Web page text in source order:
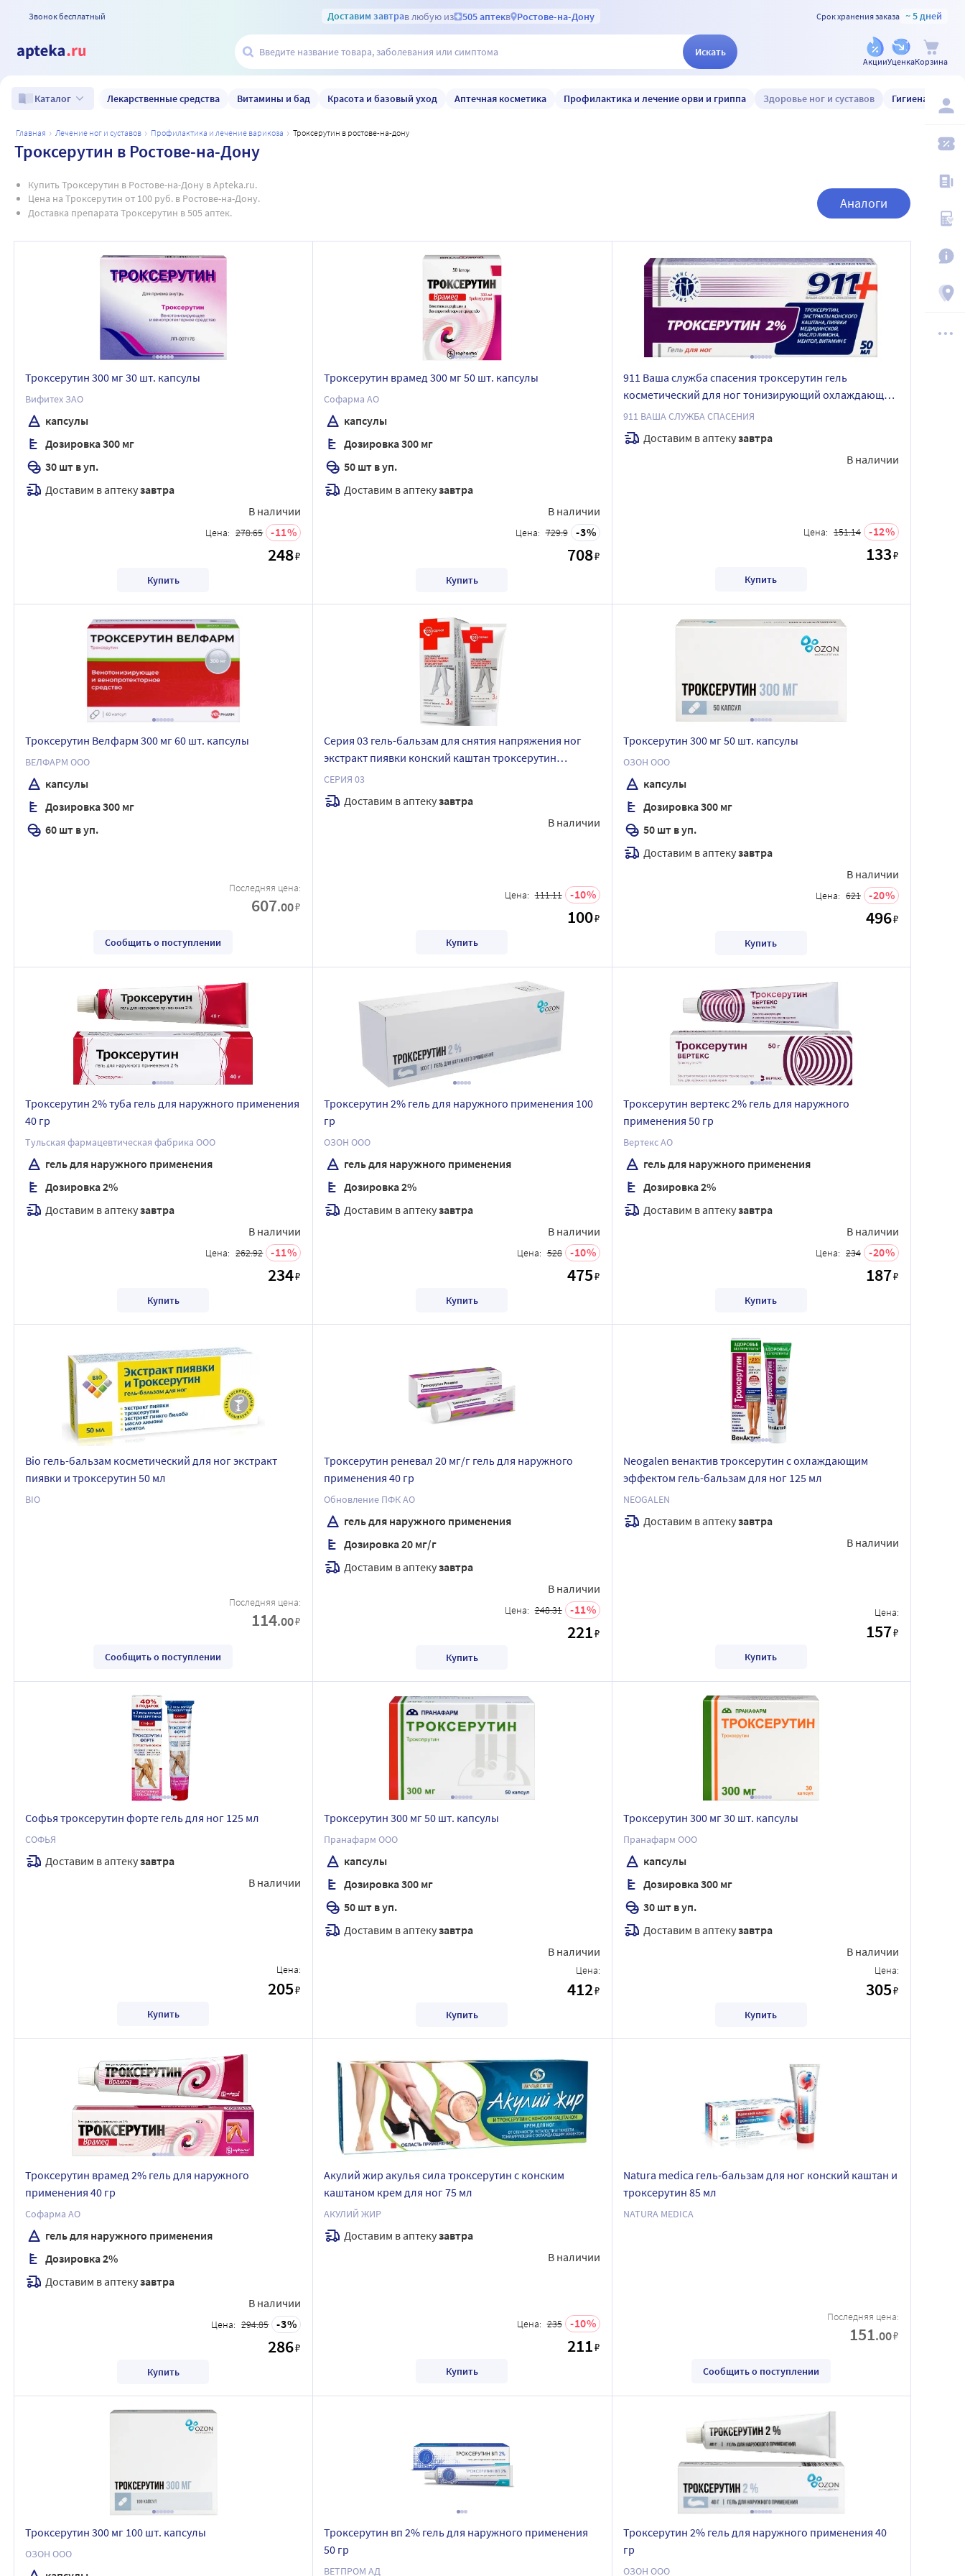
Звонок бесплатный Доставим завтрав любую из 505 аптекв Ростове-на-Дону Срок хранения заказа ~ 5 дней
Искать
АкцииУценкаКорзина
Каталог Лекарственные средства Витамины и бад Красота и базовый уход Аптечная косметика Профилактика и лечение орви и гриппа Здоровье ног и суставов Гигиена и уход
главная лечение ног и суставов профилактика и лечение варикоза троксерутин в ростове-на-дону
Троксерутин в Ростове-на-Дону
Купить Троксерутин в Ростове-на-Дону в Apteka.ru.
Цена на Троксерутин от 100 руб. в Ростове-на-Дону.
Доставка препарата Троксерутин в 505 аптек.
Аналоги
Троксерутин 300 мг 30 шт. капсулы
Вифитех ЗАО
капсулы
Дозировка 300 мг
30 шт в уп.
Доставим в аптекузавтра
В наличии
Цена: 278.65 11
248₽
Купить
Троксерутин врамед 300 мг 50 шт. капсулы
Софарма АО
капсулы
Дозировка 300 мг
50 шт в уп.
Доставим в аптекузавтра
В наличии
Цена: 729.9 3
708₽
Купить
911 Ваша служба спасения троксерутин гель
косметический для ног тонизирующий охлаждающий
50 мл
911 ВАША СЛУЖБА СПАСЕНИЯ
Доставим в аптекузавтра
В наличии
Цена: 151.14 12
133₽
Купить
Троксерутин Велфарм 300 мг 60 шт. капсулы
ВЕЛФАРМ ООО
капсулы
Дозировка 300 мг
60 шт в уп.
Последняя цена:
607.00₽
Сообщить о поступлении
Серия 03 гель-бальзам для снятия напряжения ног
экстракт пиявки конский каштан троксерутин
охлаждающий 75 мл
СЕРИЯ 03
Доставим в аптекузавтра
В наличии
Цена: 111.11 10
100₽
Купить
Троксерутин 300 мг 50 шт. капсулы
ОЗОН ООО
капсулы
Дозировка 300 мг
50 шт в уп.
Доставим в аптекузавтра
В наличии
Цена: 621 20
496₽
Купить
Троксерутин 2% туба гель для наружного применения
40 гр
Тульская фармацевтическая фабрика ООО
гель для наружного применения
Дозировка 2%
Доставим в аптекузавтра
В наличии
Цена: 262.92 11
234₽
Купить
Троксерутин 2% гель для наружного применения 100
гр
ОЗОН ООО
гель для наружного применения
Дозировка 2%
Доставим в аптекузавтра
В наличии
Цена: 528 10
475₽
Купить
Троксерутин вертекс 2% гель для наружного
применения 50 гр
Вертекс АО
гель для наружного применения
Дозировка 2%
Доставим в аптекузавтра
В наличии
Цена: 234 20
187₽
Купить
Bio гель-бальзам косметический для ног экстракт
пиявки и троксерутин 50 мл
BIO
Последняя цена:
114.00₽
Сообщить о поступлении
Троксерутин реневал 20 мг/г гель для наружного
применения 40 гр
Обновление ПФК АО
гель для наружного применения
Дозировка 20 мг/г
Доставим в аптекузавтра
В наличии
Цена: 248.31 11
221₽
Купить
Neogalen венактив троксерутин с охлаждающим
эффектом гель-бальзам для ног 125 мл
NEOGALEN
Доставим в аптекузавтра
В наличии
Цена:
157₽
Купить
Софья троксерутин форте гель для ног 125 мл
СОФЬЯ
Доставим в аптекузавтра
В наличии
Цена:
205₽
Купить
Троксерутин 300 мг 50 шт. капсулы
Пранафарм ООО
капсулы
Дозировка 300 мг
50 шт в уп.
Доставим в аптекузавтра
В наличии
Цена:
412₽
Купить
Троксерутин 300 мг 30 шт. капсулы
Пранафарм ООО
капсулы
Дозировка 300 мг
30 шт в уп.
Доставим в аптекузавтра
В наличии
Цена:
305₽
Купить
Троксерутин врамед 2% гель для наружного
применения 40 гр
Софарма АО
гель для наружного применения
Дозировка 2%
Доставим в аптекузавтра
В наличии
Цена: 294.85 3
286₽
Купить
Акулий жир акулья сила троксерутин с конским
каштаном крем для ног 75 мл
АКУЛИЙ ЖИР
Доставим в аптекузавтра
В наличии
Цена: 235 10
211₽
Купить
Natura medica гель-бальзам для ног конский каштан и
троксерутин 85 мл
NATURA MEDICA
Последняя цена:
151.00₽
Сообщить о поступлении
Троксерутин 300 мг 100 шт. капсулы
ОЗОН ООО
Троксерутин вп 2% гель для наружного применения
50 гр
ВЕТПРОМ АД
Троксерутин 2% гель для наружного применения 40
гр
ОЗОН ООО